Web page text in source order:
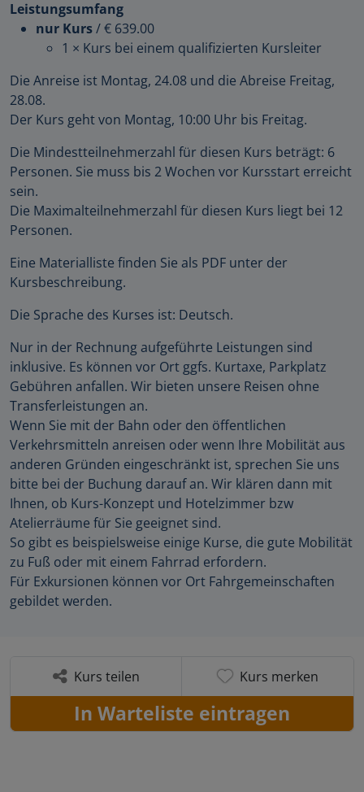
Leistungsumfang
nur Kurs/€ 639.00
1 × Kurs bei einem qualifizierten Kursleiter
Die Anreise ist Montag, 24.08 und die Abreise Freitag,
28.08.
Der Kurs geht von Montag, 10:00 Uhr bis Freitag.
Die Mindestteilnehmerzahl für diesen Kurs beträgt: 6
Personen. Sie muss bis 2 Wochen vor Kursstart erreicht
sein.
Die Maximalteilnehmerzahl für diesen Kurs liegt bei 12
Personen.
Eine Materialliste finden Sie als PDF unter der
Kursbeschreibung.
Die Sprache des Kurses ist: Deutsch.
Nur in der Rechnung aufgeführte Leistungen sind
inklusive. Es können vor Ort ggfs. Kurtaxe, Parkplatz
Gebühren anfallen. Wir bieten unsere Reisen ohne
Transferleistungen an.
Wenn Sie mit der Bahn oder den öffentlichen
Verkehrsmitteln anreisen oder wenn Ihre Mobilität aus
anderen Gründen eingeschränkt ist, sprechen Sie uns
bitte bei der Buchung darauf an. Wir klären dann mit
Ihnen, ob Kurs-Konzept und Hotelzimmer bzw
Atelierräume für Sie geeignet sind.
So gibt es beispielsweise einige Kurse, die gute Mobilität
zu Fuß oder mit einem Fahrrad erfordern.
Für Exkursionen können vor Ort Fahrgemeinschaften
gebildet werden.
Kurs teilen Kurs merken
In Warteliste eintragen